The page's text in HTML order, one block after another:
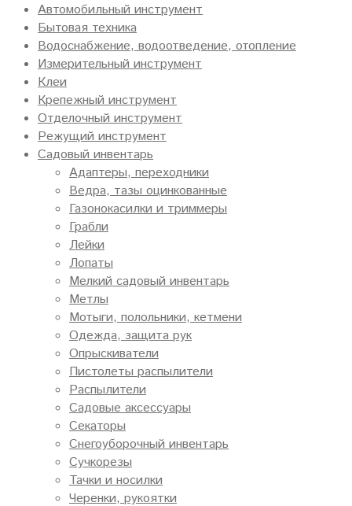
Автомобильный инструмент
Бытовая техника
Водоснабжение, водоотведение, отопление
Измерительный инструмент
Клеи
Крепежный инструмент
Отделочный инструмент
Режущий инструмент
Садовый инвентарь
Адаптеры, переходники
Ведра, тазы оцинкованные
Газонокасилки и триммеры
Грабли
Лейки
Лопаты
Мелкий садовый инвентарь
Метлы
Мотыги, полольники, кетмени
Одежда, защита рук
Опрыскиватели
Пистолеты распылители
Распылители
Садовые аксессуары
Секаторы
Снегоуборочный инвентарь
Сучкорезы
Тачки и носилки
Черенки, рукоятки